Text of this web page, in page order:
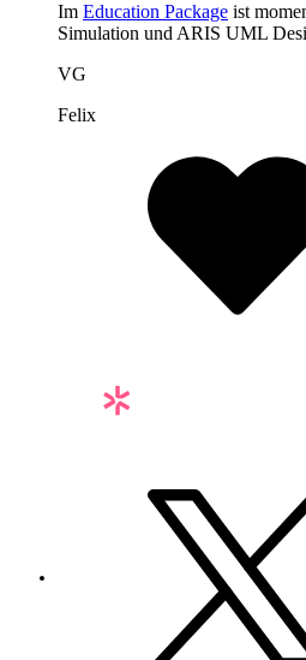
Im Education Package ist
Simulation und ARIS UML
VG
Felix